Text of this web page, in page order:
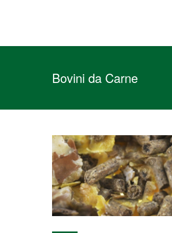
Bovini da Carne